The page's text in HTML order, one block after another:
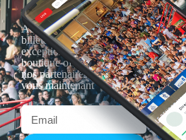
Actualités, nouveautés,
billetterie, remises
exceptionnelles dans la
boutique officielles & chez
nos partenaires… Inscrivez-
vous maintenant